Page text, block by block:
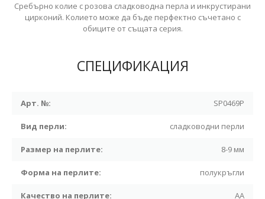
Сребърно колие с розова сладководна перла и инкрустирани
цирконий. Колието може да бъде перфектно съчетано с
обиците от същата серия.
СПЕЦИФИКАЦИЯ
Арт. №: SP0469P
Вид перли: сладководни перли
Размер на перлите: 8-9 мм
Форма на перлите: полукръгли
Качество на перлите: АА